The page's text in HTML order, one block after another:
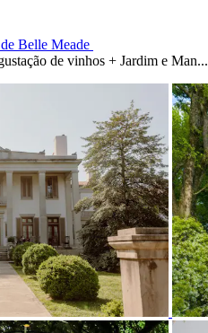
Belle Meade
de vinhos + Jardim e Man...